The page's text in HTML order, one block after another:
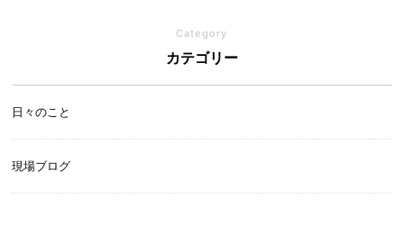
Category
カテゴリー
日々のこと
現場ブログ